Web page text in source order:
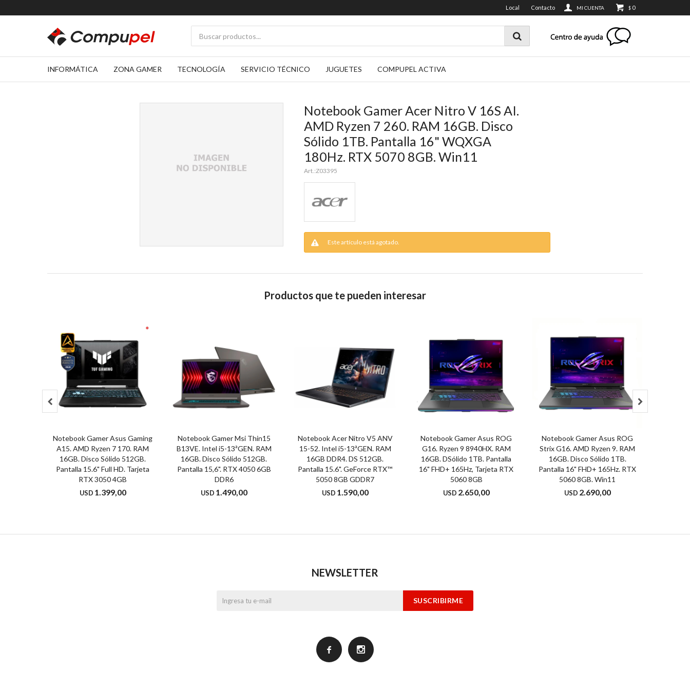
INFORMÁTICA ZONA GAMER TECNOLOGÍA SERVICIO TÉCNICO JUGUETES COMPUPEL ACTIVA
$ 0
Local Contacto
Notebook Gamer Acer Nitro V 16S AI.
AMD Ryzen 7 260. RAM 16GB. Disco
Sólido 1TB. Pantalla 16" WQXGA
180Hz. RTX 5070 8GB. Win11
Z03395
Este artículo está agotado.
Productos que te pueden interesar
Notebook Gamer Asus Gaming
A15. AMD Ryzen 7 170. RAM
16GB. Disco Sólido 512GB.
Pantalla 15.6" Full HD. Tarjeta
RTX 3050 4GB
USD 1.399,00
Notebook Gamer Msi Thin15
B13VE. Intel i5-13ªGEN. RAM
16GB. Disco Sólido 512GB.
Pantalla 15,6". RTX 4050 6GB
DDR6
USD 1.490,00
Notebook Acer Nitro V5 ANV
15-52. Intel i5-13ªGEN. RAM
16GB DDR4. DS 512GB.
Pantalla 15.6". GeForce RTX™
5050 8GB GDDR7
USD 1.590,00
Notebook Gamer Asus ROG
G16. Ryzen 9 8940HX. RAM
16GB. DSólido 1TB. Pantalla
16" FHD+ 165Hz, Tarjeta RTX
5060 8GB
USD 2.650,00
Notebook Gamer Asus ROG
Strix G16. AMD Ryzen 9. RAM
16GB. Disco Sólido 1TB.
Pantalla 16" FHD+ 165Hz. RTX
5060 8GB. Win11
USD 2.690,00
 
NEWSLETTER
SUSCRIBIRME
 